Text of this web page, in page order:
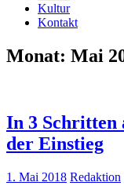
Politik
Kultur
Kontakt
Monat: Mai
In 3 Schritten
der Einstieg
1. Mai 2018 Redaktion